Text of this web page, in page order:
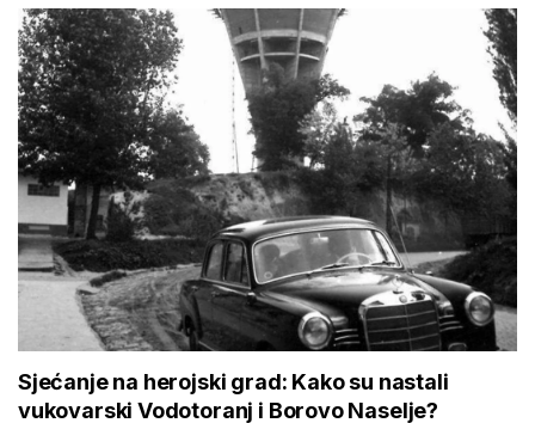
Sjećanje na herojski grad: Kako su nastali
vukovarski Vodotoranj i Borovo Naselje?